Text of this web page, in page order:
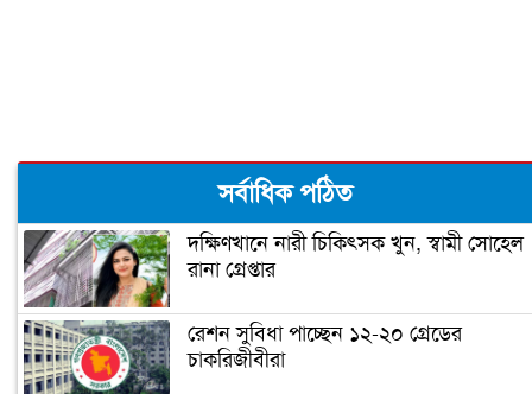
বউ সাজলেন অপু বিশ্বাস
অন্তঃসত্ত্বা আনুশকা, এ কি কাণ্ড ঘটালেন
ঘর ভেঙেছে শবনম ফারিয়ার
সর্বাধিক পঠিত
দক্ষিণখানে নারী চিকিৎসক খুন, স্বামী সোহেল
রানা গ্রেপ্তার
রেশন সুবিধা পাচ্ছেন ১২-২০ গ্রেডের
চাকরিজীবীরা